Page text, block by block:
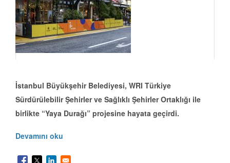
İstanbul Büyükşehir Belediyesi, WRI Türkiye
Sürdürülebilir Şehirler ve Sağlıklı Şehirler Ortaklığı ile
birlikte “Yaya Durağı” projesine hayata geçirdi.
Devamını oku